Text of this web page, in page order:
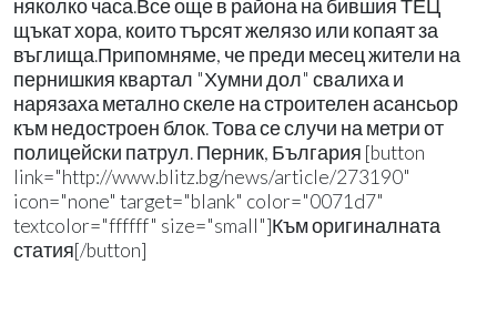
няколко часа.Все още в района на бившия ТЕЦ
щъкат хора, които търсят желязо или копаят за
въглища.Припомняме, че преди месец жители на
пернишкия квартал "Хумни дол" свалиха и
нарязаха метално скеле на строителен асансьор
към недостроен блок. Това се случи на метри от
полицейски патрул. Перник, България [button
link="http://www.blitz.bg/news/article/273190"
icon="none" target="blank" color="0071d7"
textcolor="ffffff" size="small"]Към оригиналната
статия[/button]